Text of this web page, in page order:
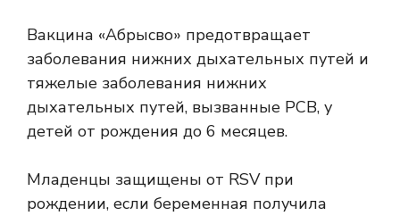
Вакцина «Абрысво» предотвращает
заболевания нижних дыхательных путей и
тяжелые заболевания нижних
дыхательных путей, вызванные РСВ, у
детей от рождения до 6 месяцев.
Младенцы защищены от RSV при
рождении, если беременная получила